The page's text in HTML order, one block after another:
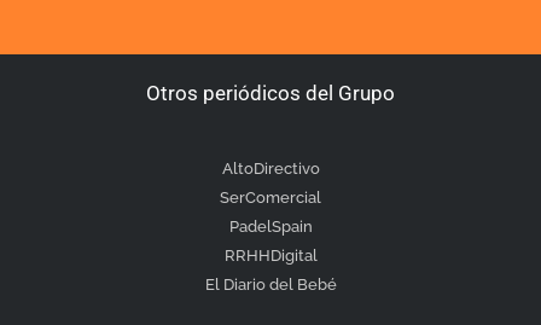
Otros periódicos del Grupo
AltoDirectivo
SerComercial
PadelSpain
RRHHDigital
El Diario del Bebé